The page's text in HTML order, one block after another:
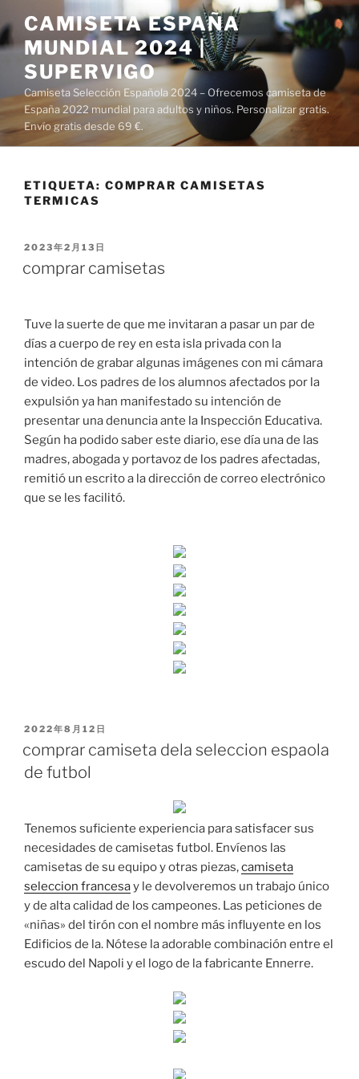
al
contenido
CAMISETA ESPAÑA
MUNDIAL 2024 |
SUPERVIGO
Camiseta Selección Española 2024 – Ofrecemos camiseta de
España 2022 mundial para adultos y niños. Personalizar gratis.
Envío gratis desde 69 €.
ETIQUETA: COMPRAR CAMISETAS
TERMICAS
PUBLICADO
2023年2月13日
comprar camisetas
Tuve la suerte de que me invitaran a pasar un par de
días a cuerpo de rey en esta isla privada con la
intención de grabar algunas imágenes con mi cámara
de video. Los padres de los alumnos afectados por la
expulsión ya han manifestado su intención de
presentar una denuncia ante la Inspección Educativa.
Según ha podido saber este diario, ese día una de las
madres, abogada y portavoz de los padres afectadas,
remitió un escrito a la dirección de correo electrónico
que se les facilitó.
PUBLICADO
2022年8月12日
comprar camiseta dela seleccion espaola
de futbol
Tenemos suficiente experiencia para satisfacer sus
necesidades de camisetas futbol. Envíenos las
camisetas de su equipo y otras piezas,camiseta
seleccion francesay le devolveremos un trabajo único
y de alta calidad de los campeones. Las peticiones de
«niñas» del tirón con el nombre más influyente en los
Edificios de la. Nótese la adorable combinación entre el
escudo del Napoli y el logo de la fabricante Ennerre.